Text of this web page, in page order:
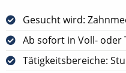
Gesucht wird:
Ab sofort in Voll- oder
Tätigkeitsbereiche: